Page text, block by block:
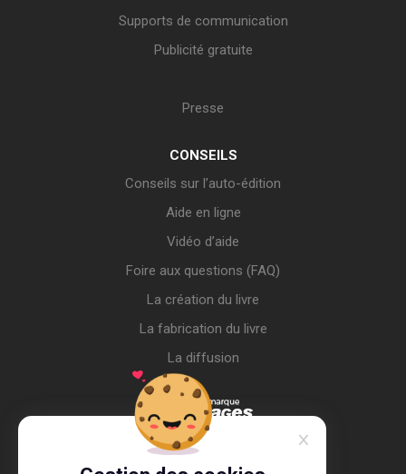
Supports de communication
Publicité gratuite
Presse
CONSEILS
Conseils sur l’auto-édition
Aide en ligne
Vidéo d’aide
Foire aux questions (FAQ)
La création du livre
La fabrication du livre
La diffusion